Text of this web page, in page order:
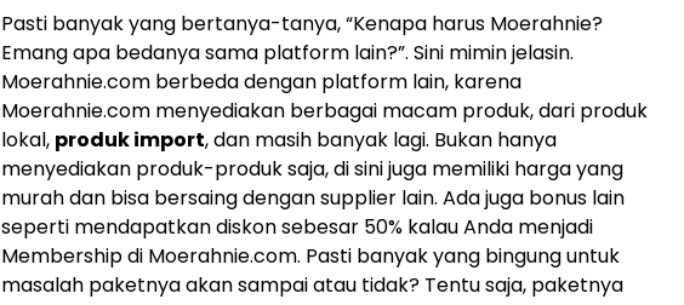
Pasti banyak yang bertanya-tanya, “Kenapa harus Moerahnie?
Emang apa bedanya sama platform lain?”. Sini mimin jelasin.
Moerahnie.com berbeda dengan platform lain, karena
Moerahnie.com menyediakan berbagai macam produk, dari produk
lokal, produk import, dan masih banyak lagi. Bukan hanya
menyediakan produk-produk saja, di sini juga memiliki harga yang
murah dan bisa bersaing dengan supplier lain. Ada juga bonus lain
seperti mendapatkan diskon sebesar 50% kalau Anda menjadi
Membership di Moerahnie.com. Pasti banyak yang bingung untuk
masalah paketnya akan sampai atau tidak? Tentu saja, paketnya